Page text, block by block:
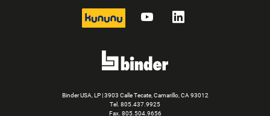
kununu YouTubeLinkedIn
Binder USA, LP | 3903 Calle Tecate, Camarillo, CA 93012
Tel. 805.437.9925
Fax. 805.504.9656